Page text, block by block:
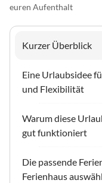
euren Aufenthalt
Kurzer Überblick
Eine Urlaubsidee
und Flexibilität
Warum diese
gut funktioniert
Die passende
Ferienhaus